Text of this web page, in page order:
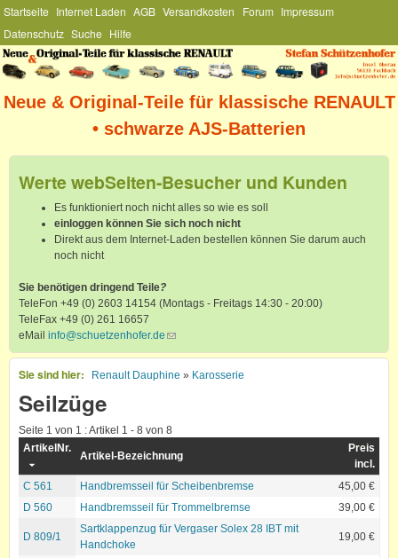
Direkt zum Inhalt
Hauptmenü
Startseite Internet Laden AGB Versandkosten Forum Impressum
Datenschutz Suche Hilfe
Stefan
Schützenhofer
Neue & Original-Teile für klassische RENAULT
• schwarze AJS-Batterien
Werte webSeiten-Besucher und Kunden
Es funktioniert noch nicht alles so wie es soll
einloggen können Sie sich noch nicht
Direkt aus dem Internet-Laden bestellen können Sie darum auch
noch nicht
Sie benötigen dringend Teile?
TeleFon +49 (0) 2603 14154 (Montags - Freitags 14:30 - 20:00)
TeleFax +49 (0) 261 16657
eMail info@schuetzenhofer.de (link sends e-mail)
Sie sind hier Renault Dauphine » Karosserie
Seilzüge
Seite 1 von 1 : Artikel 1 - 8 von 8
ArtikelNr.
Artikel-Bezeichnung
Preis
incl.
C 561
Handbremsseil für Scheibenbremse
45,00 €
D 560
Handbremsseil für Trommelbremse 39,00 €
D 809/1
Sartklappenzug für Vergaser Solex 28 IBT mit
Handchoke
19,00 €